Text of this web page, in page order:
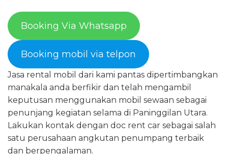
Booking Via Whatsapp
Booking mobil via telpon
Jasa rental mobil dari kami pantas dipertimbangkan
manakala anda berfikir dan telah mengambil
keputusan menggunakan mobil sewaan sebagai
penunjang kegiatan selama di Paninggilan Utara.
Lakukan kontak dengan doc rent car sebagai salah
satu perusahaan angkutan penumpang terbaik
dan berpengalaman.